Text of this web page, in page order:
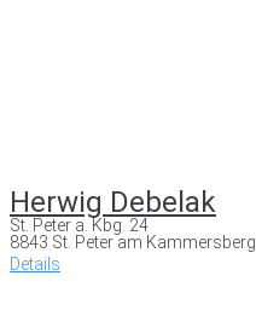
Herwig Debelak
St. Peter a. Kbg. 24
8843 St. Peter am Kammersberg
Details